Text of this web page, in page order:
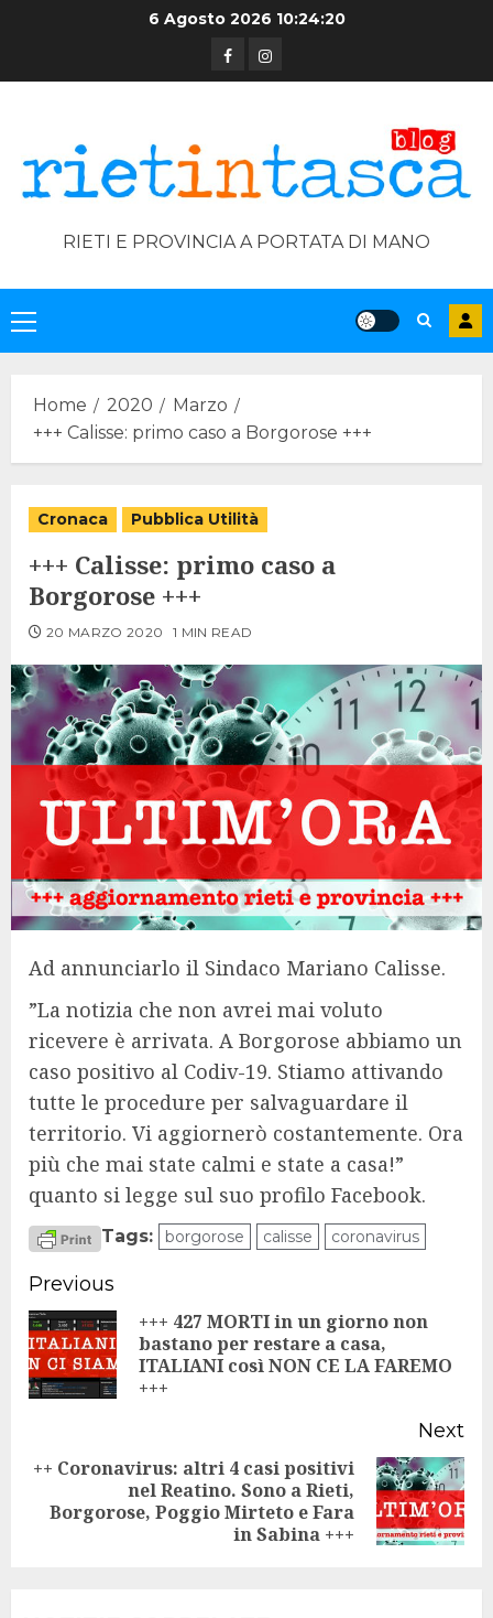
6 Agosto 2026 10:24:20
FacebookInstagram
RIETI E PROVINCIA A PORTATA DI MANO
Primary
Menu
Home 2020
Marzo
+++ Calisse: primo caso a Borgorose +++
Cronaca Pubblica Utilità
+++ Calisse: primo caso a
Borgorose +++
20 MARZO 2020 1 MIN READ
Ad annunciarlo il Sindaco Mariano Calisse.
”La notizia che non avrei mai voluto
ricevere è arrivata. A Borgorose abbiamo un
caso positivo al Codiv-19. Stiamo attivando
tutte le procedure per salvaguardare il
territorio. Vi aggiornerò costantemente. Ora
più che mai state calmi e state a casa!”
quanto si legge sul suo profilo Facebook.
Tags: borgorose calisse coronavirus
Continue
Reading
Previous
+++ 427 MORTI in un giorno non
bastano per restare a casa,
ITALIANI così NON CE LA FAREMO
+++
Next
post:
++ Coronavirus: altri 4 casi positivi
nel Reatino. Sono a Rieti,
Borgorose, Poggio Mirteto e Fara
in Sabina +++